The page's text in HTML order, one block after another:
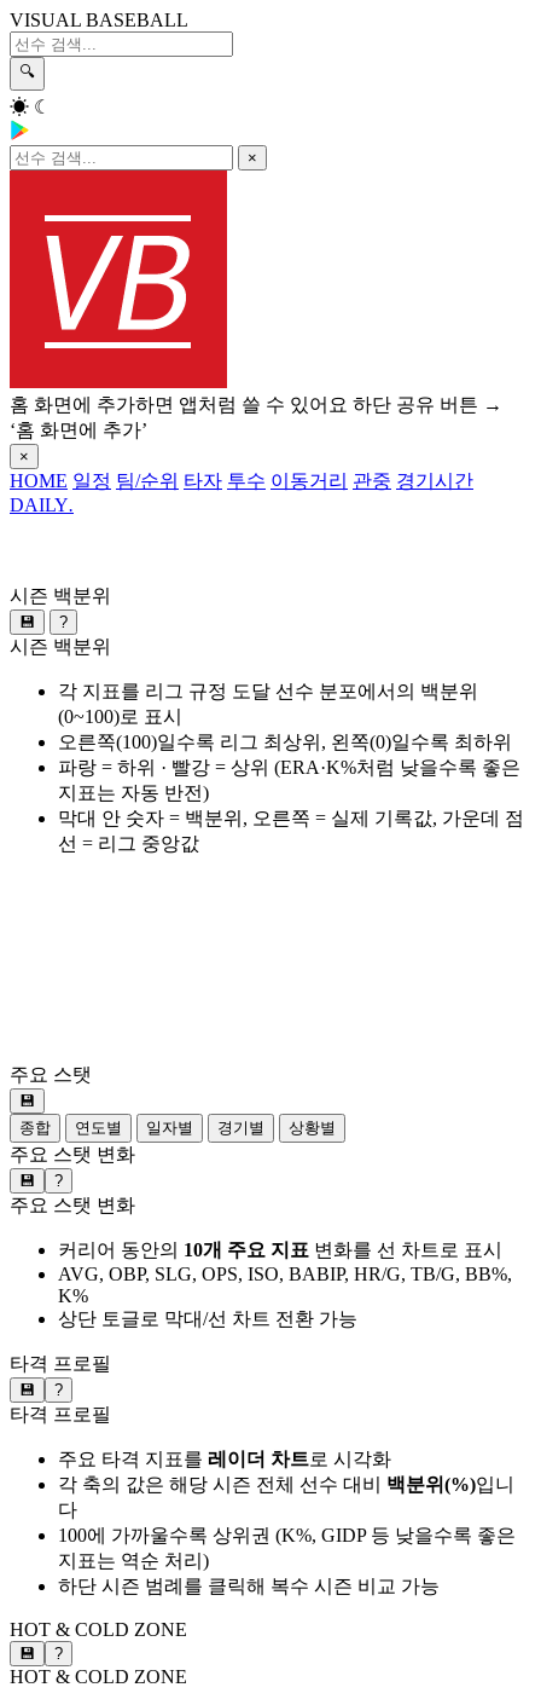
VISUAL BASEBALL
🔍
☀ ☾
×
홈 화면에 추가하면 앱처럼 쓸 수 있어요 하단 공유 버튼 →
‘홈 화면에 추가’
×
HOME 일정 팀/순위 타자 투수 이동거리 관중 경기시간
DAILY.
시즌 백분위
💾 ?
시즌 백분위
각 지표를 리그 규정 도달 선수 분포에서의 백분위
(0~100)로 표시
오른쪽(100)일수록 리그 최상위, 왼쪽(0)일수록 최하위
파랑 = 하위 · 빨강 = 상위 (ERA·K%처럼 낮을수록 좋은
지표는 자동 반전)
막대 안 숫자 = 백분위, 오른쪽 = 실제 기록값, 가운데 점
선 = 리그 중앙값
주요 스탯
💾
종합
연도별 일자별 경기별 상황별
주요 스탯 변화
💾 ?
주요 스탯 변화
커리어 동안의 10개 주요 지표 변화를 선 차트로 표시
AVG, OBP, SLG, OPS, ISO, BABIP, HR/G, TB/G, BB%,
K%
상단 토글로 막대/선 차트 전환 가능
타격 프로필
💾 ?
타격 프로필
주요 타격 지표를 레이더 차트로 시각화
각 축의 값은 해당 시즌 전체 선수 대비 백분위(%)입니
다
100에 가까울수록 상위권 (K%, GIDP 등 낮을수록 좋은
지표는 역순 처리)
하단 시즌 범례를 클릭해 복수 시즌 비교 가능
HOT & COLD ZONE
💾 ?
HOT & COLD ZONE